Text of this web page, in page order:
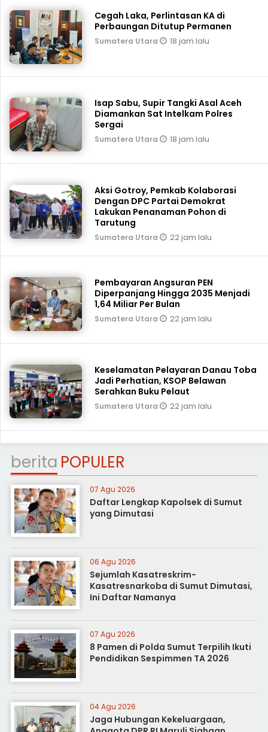
Cegah Laka, Perlintasan KA di
Perbaungan Ditutup Permanen
Sumatera Utara 18 jam lalu
Isap Sabu, Supir Tangki Asal Aceh
Diamankan Sat Intelkam Polres
Sergai
Sumatera Utara 18 jam lalu
Aksi Gotroy, Pemkab ‎Kolaborasi
Dengan DPC Partai Demokrat
Lakukan Penanaman Pohon di
Tarutung
Sumatera Utara 22 jam lalu
Pembayaran Angsuran PEN
Diperpanjang Hingga 2035 Menjadi
1,64 Miliar Per Bulan
Sumatera Utara 22 jam lalu
Keselamatan Pelayaran Danau Toba
Jadi Perhatian, KSOP Belawan
Serahkan Buku Pelaut
Sumatera Utara 22 jam lalu
berita POPULER
07 Agu 2026
Daftar Lengkap Kapolsek di Sumut
yang Dimutasi
06 Agu 2026
Sejumlah Kasatreskrim-
Kasatresnarkoba di Sumut Dimutasi,
Ini Daftar Namanya
07 Agu 2026
8 Pamen di Polda Sumut Terpilih Ikuti
Pendidikan Sespimmen TA 2026
04 Agu 2026
Jaga Hubungan Kekeluargaan,